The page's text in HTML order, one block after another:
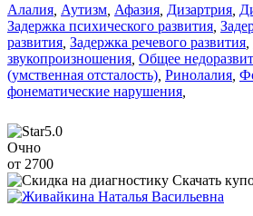
Алалия Аутизм Афазия Дизартрия
Задержка психического развития
развития Задержка речевого развития
звукопроизношения Общее
(умственная отсталость) Ринолалия
фонематические нарушения
5.0
Очно
от 2700
Скачать